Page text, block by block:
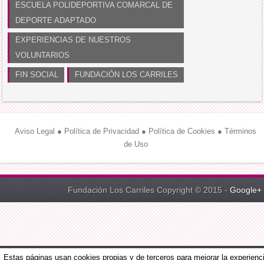
ESCUELA POLIDEPORTIVA COMARCAL DE
DEPORTE ADAPTADO
EXPERIENCIAS DE NUESTROS
VOLUNTARIOS
FIN SOCIAL FUNDACIÓN LOS CARRILES
Aviso Legal ● Política de Privacidad ● Política de Cookies ●Términos
de Uso
Fundación Los Carriles Copyright © 2015 - Google+
Estas páginas usan cookies propias y de terceros para mejorar la